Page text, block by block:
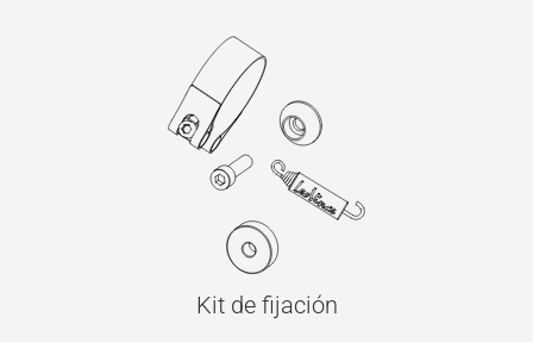
Kit de fijación